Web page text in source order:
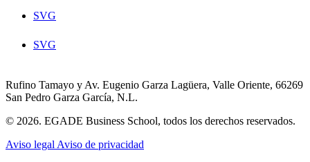
SVG
SVG
Rufino Tamayo y Av. Eugenio Garza Lagüera, Valle Oriente, 66269
San Pedro Garza García, N.L.
© 2026. EGADE Business School, todos los derechos reservados.
Aviso legal Aviso de privacidad